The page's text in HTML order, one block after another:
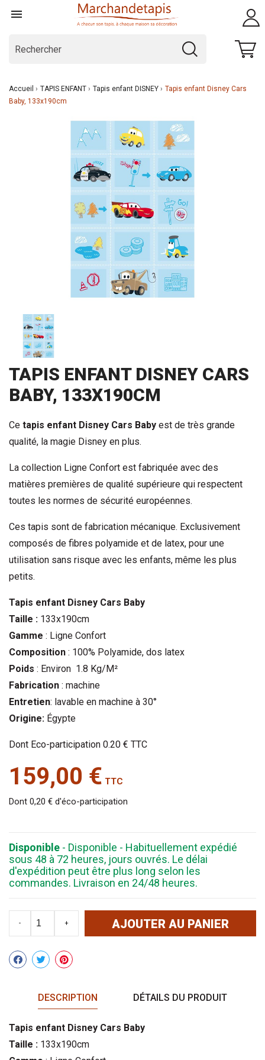

Accueil TAPIS ENFANT Tapis enfant DISNEY
Tapis enfant Disney Cars
Baby, 133x190cm
TAPIS ENFANT DISNEY CARS
BABY, 133X190CM
Ce tapis enfant Disney Cars Baby est de très grande
qualité, la magie Disney en plus.
La collection Ligne Confort est fabriquée avec des
matières premières de qualité supérieure qui respectent
toutes les normes de sécurité européennes.
Ces tapis sont de fabrication mécanique. Exclusivement
composés de fibres polyamide et de latex, pour une
utilisation sans risque avec les enfants, même les plus
petits.
Tapis enfant Disney Cars Baby
Taille : 133x190cm
Gamme : Ligne Confort
Composition : 100% Polyamide, dos latex
Poids : Environ 1.8 Kg/M²
Fabrication : machine
Entretien: lavable en machine à 30°
Origine: Égypte
Dont Eco-participation 0.20 € TTC
159,00 € TTC
Dont 0,20 € d'éco-participation
Disponible - Disponible - Habituellement expédié
sous 48 à 72 heures, jours ouvrés. Le délai
d'expédition peut être plus long selon les
commandes. Livraison en 24/48 heures.
- + AJOUTER AU PANIER
Partager
DESCRIPTION DÉTAILS DU PRODUIT
Tapis enfant Disney Cars Baby
Taille : 133x190cm